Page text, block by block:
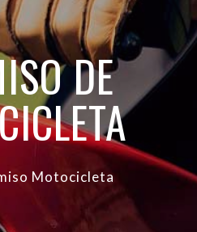
DE
Motocicleta